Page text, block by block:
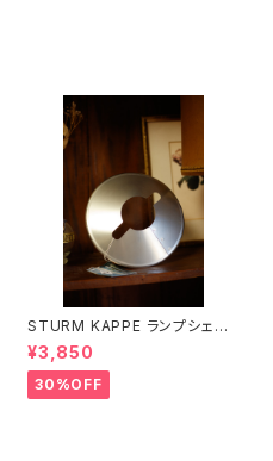
STURM KAPPE ランプシェー
ド「TYPE1」ステンレス鋼
¥3,850
30%OFF